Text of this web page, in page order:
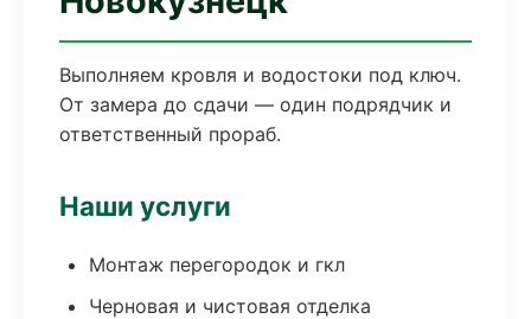
Выполняем кровля и водостоки под ключ.
От замера до сдачи — один подрядчик и
ответственный прораб.
Наши услуги
Монтаж перегородок и гкл
Черновая и чистовая отделка